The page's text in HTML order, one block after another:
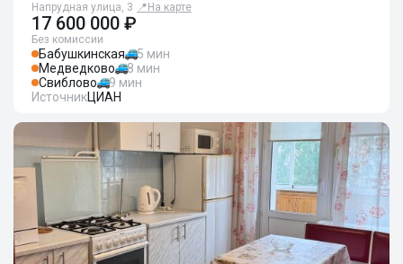
Напрудная улица, 3 📍 На карте
17 600 000 ₽
Без комиссии
Бабушкинская
5 мин
Медведково
8 мин
Свиблово
9 мин
ИсточникЦИАН